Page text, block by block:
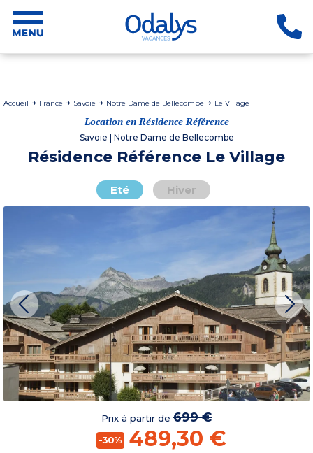
Accueil France Savoie Notre Dame de Bellecombe Le Village
Location en Résidence Référence
Savoie | Notre Dame de Bellecombe
Résidence Référence Le Village
Eté Hiver
Prix à partir de 699 €
-30% 489,30 €